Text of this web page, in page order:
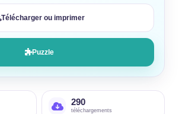
Télécharger ou imprimer
Puzzle
290
téléchargements